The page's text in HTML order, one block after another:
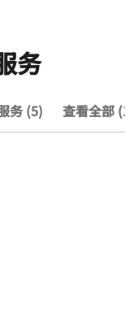
务
务 (5) 查看全部